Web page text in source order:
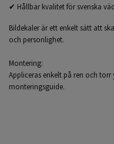
✔ Hållbar kvalitet för svenska
Bildekaler är ett enkelt sätt att
och personlighet.
Montering:
Appliceras enkelt på ren och
monteringsguide.